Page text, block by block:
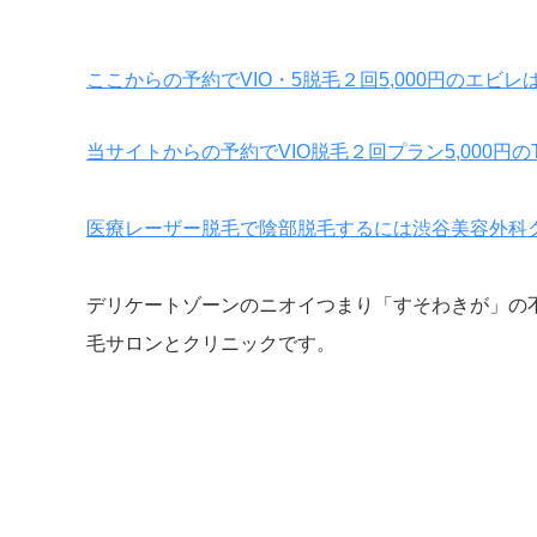
ここからの予約でVIO・5脱毛２回5,000円のエビレ
当サイトからの予約でVIO脱毛２回プラン5,000円の
医療レーザー脱毛で陰部脱毛するには渋谷美容外科
デリケートゾーンのニオイつまり「すそわきが」
毛サロンとクリニックです。